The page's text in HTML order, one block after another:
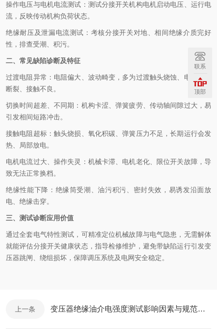
操作电压与电机电流测试：测试分接开关机构电机启动电压、运行电
流，反映传动机构负荷状态。
绝缘耐压及泄漏电流测试：考核分接开关对地、相间绝缘介质完好
性，排查受潮、积污。
二、常见缺陷诊断及特征
过渡电阻异常：电阻偏大、波动畸变，多为过渡触头烧蚀、电阻老化
断裂、接触不良。
切换时间超差、不同期：机构卡涩、弹簧疲劳、传动轴间隙过大，易
引发相间短路冲击。
接触电阻超标：触头烧损、氧化积碳、弹簧压力不足，长期运行会发
热、局部放电。
电机电流过大、操作失灵：机械卡滞、电机老化、限位开关故障，导
致无法正常换档。
绝缘性能下降：绝缘筒受潮、油污积污、密封失效，易诱发沿面放
电、绝缘击穿。
三、测试诊断应用价值
通过全套电气特性测试，可精准定位机械故障与电气隐患，无需解体
就能评估分接开关健康状态，指导检修维护，避免带缺陷运行引发变
压器跳闸、绕组损坏，保障调压系统及电网安全稳定。
上一条 变压器绝缘油介电强度测试影响因素与规范操作
联系
顶部